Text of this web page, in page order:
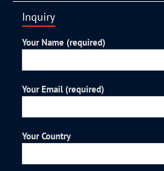
Inquiry
Your Name (required)
Your Email (required)
Your Country